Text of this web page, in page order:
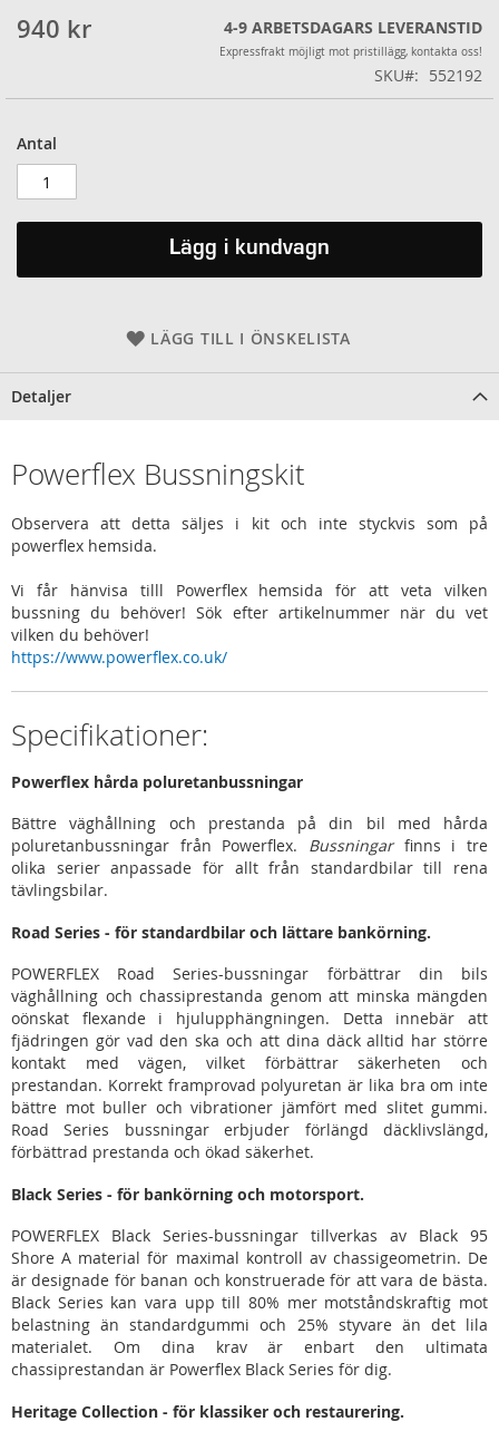
940 kr 4-9 ARBETSDAGARS LEVERANSTID
Expressfrakt möjligt mot pristillägg, kontakta oss!
SKU 552192
Antal
Lägg i kundvagn
LÄGG TILL I ÖNSKELISTA
bildgalleriet
Detaljer
Powerflex Bussningskit
Observera att detta säljes i kit och inte styckvis som på
powerflex hemsida.
Vi får hänvisa tilll Powerflex hemsida för att veta vilken
bussning du behöver! Sök efter artikelnummer när du vet
vilken du behöver!
https://www.powerflex.co.uk/
Specifikationer:
Powerflex hårda poluretanbussningar
Bättre väghållning och prestanda på din bil med hårda
poluretanbussningar från Powerflex. Bussningar finns i tre
olika serier anpassade för allt från standardbilar till rena
tävlingsbilar.
Road Series - för standardbilar och lättare bankörning.
POWERFLEX Road Series-bussningar förbättrar din bils
väghållning och chassiprestanda genom att minska mängden
oönskat flexande i hjulupphängningen. Detta innebär att
fjädringen gör vad den ska och att dina däck alltid har större
kontakt med vägen, vilket förbättrar säkerheten och
prestandan. Korrekt framprovad polyuretan är lika bra om inte
bättre mot buller och vibrationer jämfört med slitet gummi.
Road Series bussningar erbjuder förlängd däcklivslängd,
förbättrad prestanda och ökad säkerhet.
Black Series - för bankörning och motorsport.
POWERFLEX Black Series-bussningar tillverkas av Black 95
Shore A material för maximal kontroll av chassigeometrin. De
är designade för banan och konstruerade för att vara de bästa.
Black Series kan vara upp till 80% mer motståndskraftig mot
belastning än standardgummi och 25% styvare än det lila
materialet. Om dina krav är enbart den ultimata
chassiprestandan är Powerflex Black Series för dig.
Heritage Collection - för klassiker och restaurering.